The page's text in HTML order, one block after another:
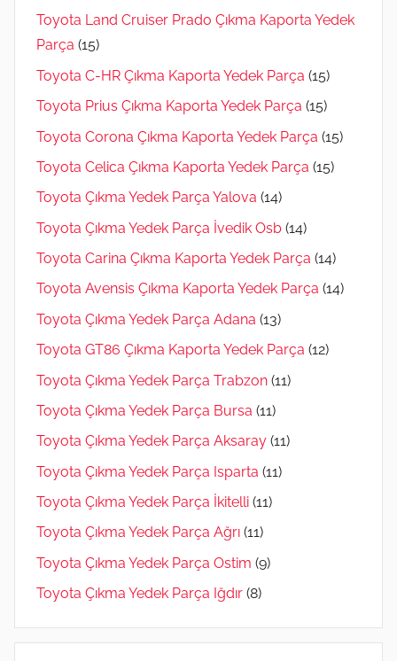
Toyota Land Cruiser Prado Çıkma Kaporta Yedek
Parça (15)
Toyota C-HR Çıkma Kaporta Yedek Parça (15)
Toyota Prius Çıkma Kaporta Yedek Parça (15)
Toyota Corona Çıkma Kaporta Yedek Parça (15)
Toyota Celica Çıkma Kaporta Yedek Parça (15)
Toyota Çıkma Yedek Parça Yalova (14)
Toyota Çıkma Yedek Parça İvedik Osb (14)
Toyota Carina Çıkma Kaporta Yedek Parça (14)
Toyota Avensis Çıkma Kaporta Yedek Parça (14)
Toyota Çıkma Yedek Parça Adana (13)
Toyota GT86 Çıkma Kaporta Yedek Parça (12)
Toyota Çıkma Yedek Parça Trabzon (11)
Toyota Çıkma Yedek Parça Bursa (11)
Toyota Çıkma Yedek Parça Aksaray (11)
Toyota Çıkma Yedek Parça Isparta (11)
Toyota Çıkma Yedek Parça İkitelli (11)
Toyota Çıkma Yedek Parça Ağrı (11)
Toyota Çıkma Yedek Parça Ostim (9)
Toyota Çıkma Yedek Parça Iğdır (8)